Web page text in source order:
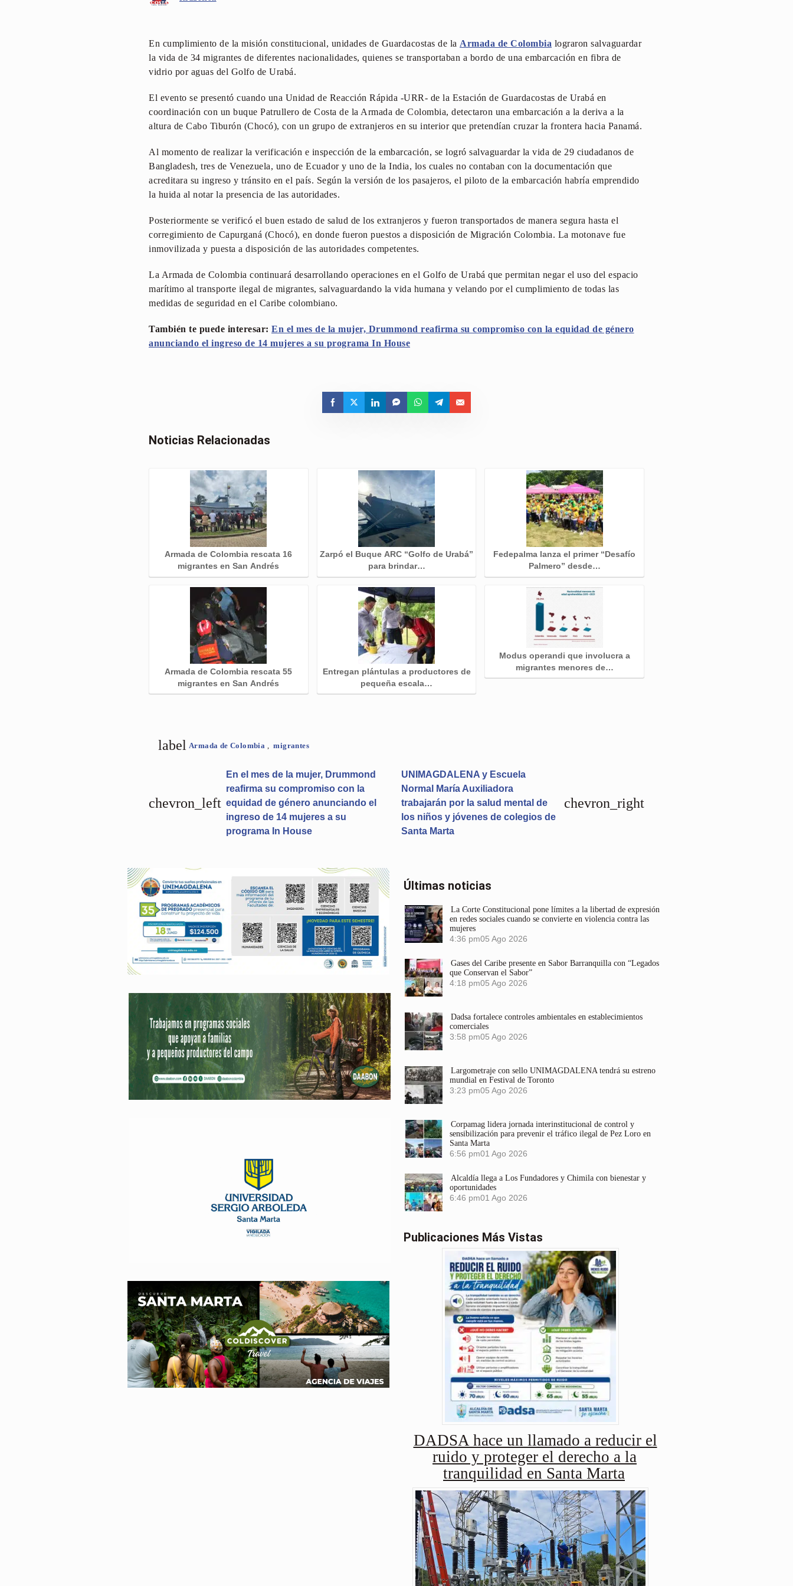
En cumplimiento de la misión constitucional, unidades de Guardacostas de la Armada de Colombia lograron salvaguardar
la vida de 34 migrantes de diferentes nacionalidades, quienes se transportaban a bordo de una embarcación en fibra de
vidrio por aguas del Golfo de Urabá.
El evento se presentó cuando una Unidad de Reacción Rápida -URR- de la Estación de Guardacostas de Urabá en
coordinación con un buque Patrullero de Costa de la Armada de Colombia, detectaron una embarcación a la deriva a la
altura de Cabo Tiburón (Chocó), con un grupo de extranjeros en su interior que pretendían cruzar la frontera hacia Panamá.
Al momento de realizar la verificación e inspección de la embarcación, se logró salvaguardar la vida de 29 ciudadanos de
Bangladesh, tres de Venezuela, uno de Ecuador y uno de la India, los cuales no contaban con la documentación que
acreditara su ingreso y tránsito en el país. Según la versión de los pasajeros, el piloto de la embarcación habría emprendido
la huida al notar la presencia de las autoridades.
Posteriormente se verificó el buen estado de salud de los extranjeros y fueron transportados de manera segura hasta el
corregimiento de Capurganá (Chocó), en donde fueron puestos a disposición de Migración Colombia. La motonave fue
inmovilizada y puesta a disposición de las autoridades competentes.
La Armada de Colombia continuará desarrollando operaciones en el Golfo de Urabá que permitan negar el uso del espacio
marítimo al transporte ilegal de migrantes, salvaguardando la vida humana y velando por el cumplimiento de todas las
medidas de seguridad en el Caribe colombiano.
También te puede interesar: En el mes de la mujer, Drummond reafirma su compromiso con la equidad de género
anunciando el ingreso de 14 mujeres a su programa In House
Noticias Relacionadas
Armada de Colombia rescata 16
migrantes en San Andrés
Armada de Colombia rescata 55
migrantes en San Andrés
Zarpó el Buque ARC “Golfo de Urabá”
para brindar…
Entregan plántulas a productores de
pequeña escala…
Fedepalma lanza el primer “Desafío
Palmero” desde…
Modus operandi que involucra a
migrantes menores de…
label Armada de Colombia migrantes
chevron_left
En el mes de la mujer, Drummond
reafirma su compromiso con la
equidad de género anunciando el
ingreso de 14 mujeres a su
programa In House
UNIMAGDALENA y Escuela
Normal María Auxiliadora
trabajarán por la salud mental de
los niños y jóvenes de colegios de
Santa Marta
chevron_right
Últimas noticias
La Corte Constitucional pone límites a la libertad de expresión
en redes sociales cuando se convierte en violencia contra las
mujeres
4:36 pm05 Ago 2026
Gases del Caribe presente en Sabor Barranquilla con “Legados
que Conservan el Sabor”
4:18 pm05 Ago 2026
Dadsa fortalece controles ambientales en establecimientos
comerciales
3:58 pm05 Ago 2026
Largometraje con sello UNIMAGDALENA tendrá su estreno
mundial en Festival de Toronto
3:23 pm05 Ago 2026
Corpamag lidera jornada interinstitucional de control y
sensibilización para prevenir el tráfico ilegal de Pez Loro en
Santa Marta
6:56 pm01 Ago 2026
Alcaldía llega a Los Fundadores y Chimila con bienestar y
oportunidades
6:46 pm01 Ago 2026
Publicaciones Más Vistas
DADSA hace un llamado a reducir el
ruido y proteger el derecho a la
tranquilidad en Santa Marta